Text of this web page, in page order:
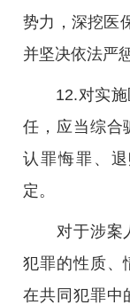
势力，深挖医
并坚决依法严惩
12.对实施
任，应当综合
认罪悔罪、
定。
对于涉案人
犯罪的性质、
在共同犯罪中